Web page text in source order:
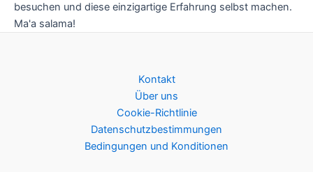
besuchen und diese einzigartige Erfahrung selbst machen.
Ma'a salama!
Kontakt
Über uns
Cookie-Richtlinie
Datenschutzbestimmungen
Bedingungen und Konditionen